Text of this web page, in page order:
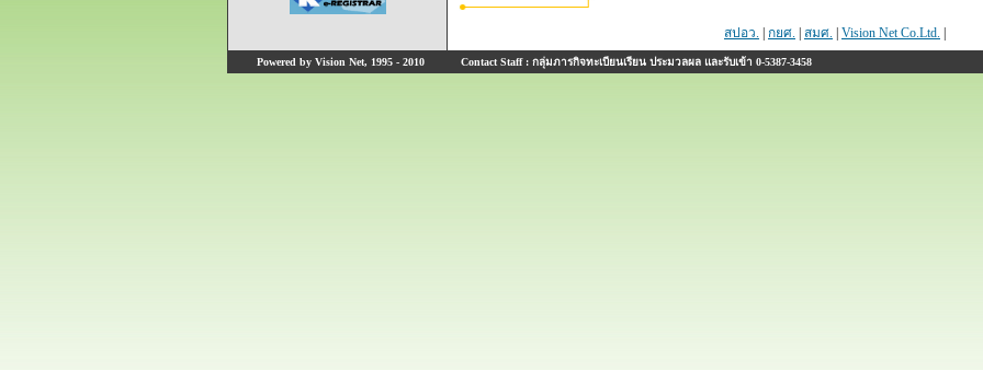
สปอว. กยศ. สมศ. Vision Net Co.Ltd.
Powered by Vision Net, 1995 - 2010 Contact Staff : กลุ่มภารกิจทะเบียนเรียน ประมวลผล และรับเข้า 0-5387-3458